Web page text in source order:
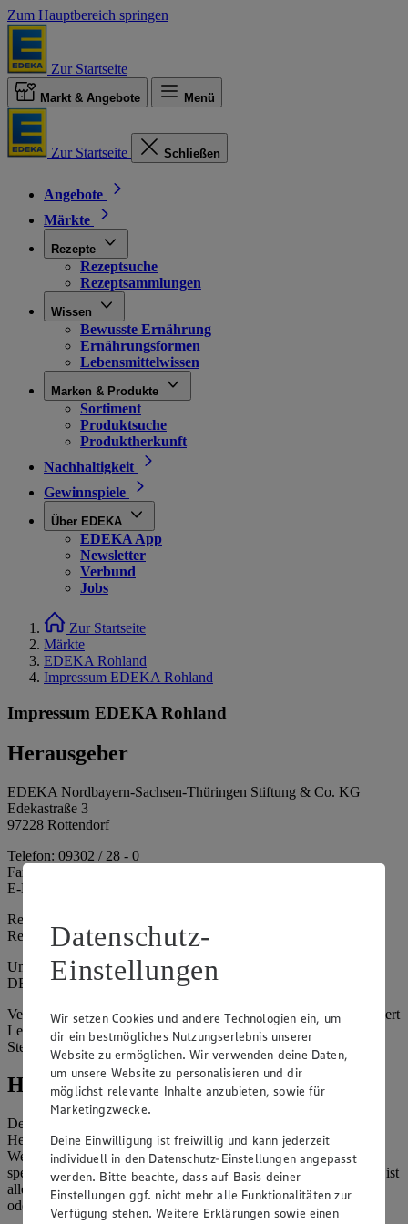
Zum Hauptbereich springen
Zur Startseite
Markt & Angebote Menü
Zur Startseite Schließen
Angebote
Märkte
Rezepte
Rezeptsuche
Rezeptsammlungen
Wissen
Bewusste Ernährung
Ernährungsformen
Lebensmittelwissen
Marken & Produkte
Sortiment
Produktsuche
Produktherkunft
Nachhaltigkeit
Gewinnspiele
Über EDEKA
EDEKA App
Newsletter
Verbund
Jobs
Zur Startseite
Märkte
EDEKA Rohland
Impressum EDEKA Rohland
Impressum EDEKA Rohland
Herausgeber
EDEKA Nordbayern-Sachsen-Thüringen Stiftung & Co. KG
Edekastraße 3
97228 Rottendorf
Telefon: 09302 / 28 - 0
Fax: 09302 / 28 - 214
E-Mail: info@edeka.de
Registergericht: Amtsgericht Würzburg
Registernummer: HRA 6164
Umsatzsteuer-Identifikationsnummer gem. § 27a UStG:
DE261968694
Vertretungsberechtigte: Sebastian Kohrmann (Geschäftsführer), Gert
Lehmann (Geschäftsführer), Christian Remy (Geschäftsführer),
Stefan Legat (Vorstandsvorsitzender)
Hinweise
Der Inhalt dieser Website ist urheberrechtlich geschützt. Der
Herausgeber gewährt Ihnen jedoch das Recht, den auf dieser
Website bereitgestellten Text ganz oder ausschnittsweise zu
speichern und zu vervielfältigen. Aus Gründen des Urheberrechts ist
allerdings die Speicherung und Vervielfältigung von Bildmaterial
oder Grafiken aus dieser Website nicht gestattet.
Datenschutz-
Einstellungen
Wir setzen Cookies und andere Technologien ein, um
dir ein bestmögliches Nutzungserlebnis unserer
Website zu ermöglichen. Wir verwenden deine Daten,
um unsere Website zu personalisieren und dir
möglichst relevante Inhalte anzubieten, sowie für
Marketingzwecke.
Deine Einwilligung ist freiwillig und kann jederzeit
individuell in den Datenschutz-Einstellungen angepasst
werden. Bitte beachte, dass auf Basis deiner
Einstellungen ggf. nicht mehr alle Funktionalitäten zur
Verfügung stehen. Weitere Erklärungen sowie einen